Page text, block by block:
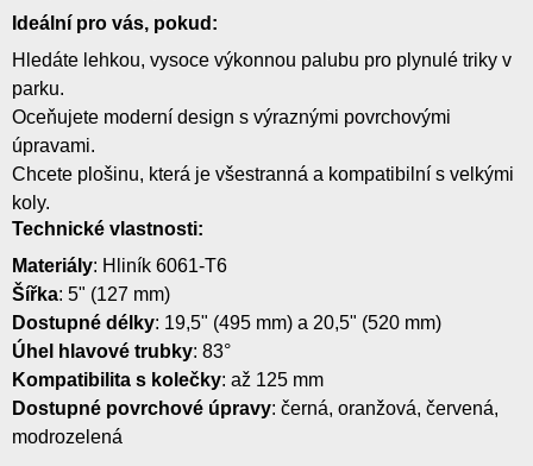
Ideální pro vás, pokud:
Hledáte lehkou, vysoce výkonnou palubu pro plynulé triky v
parku.
Oceňujete moderní design s výraznými povrchovými
úpravami.
Chcete plošinu, která je všestranná a kompatibilní s velkými
koly.
Technické vlastnosti:
Materiály: Hliník 6061-T6
Šířka: 5" (127 mm)
Dostupné délky: 19,5" (495 mm) a 20,5" (520 mm)
Úhel hlavové trubky: 83°
Kompatibilita s kolečky: až 125 mm
Dostupné povrchové úpravy: černá, oranžová, červená,
modrozelená